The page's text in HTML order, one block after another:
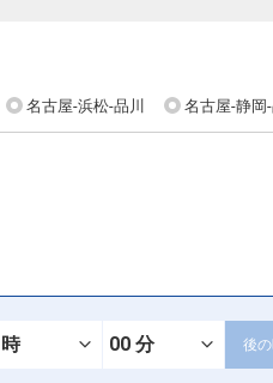
名古屋-浜松-品川 名古屋-静岡
後の